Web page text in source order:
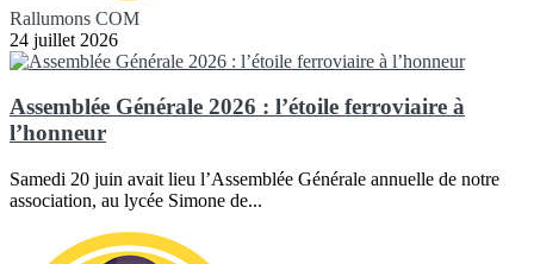
Rallumons COM
24 juillet 2026
Assemblée Générale 2026 : l’étoile ferroviaire à
l’honneur
Samedi 20 juin avait lieu l’Assemblée Générale annuelle de notre
association, au lycée Simone de...